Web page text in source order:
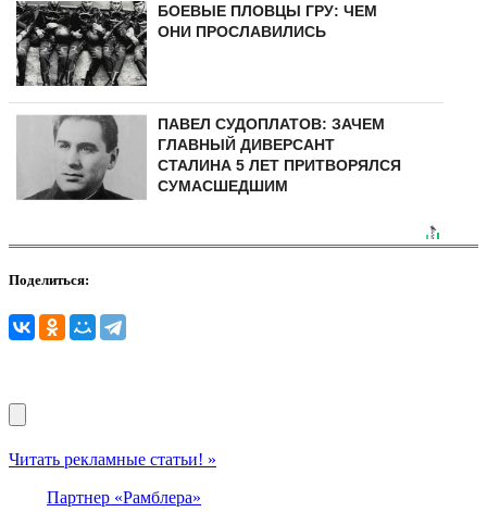
БОЕВЫЕ ПЛОВЦЫ ГРУ: ЧЕМ
ОНИ ПРОСЛАВИЛИСЬ
ПАВЕЛ СУДОПЛАТОВ: ЗАЧЕМ
ГЛАВНЫЙ ДИВЕРСАНТ
СТАЛИНА 5 ЛЕТ ПРИТВОРЯЛСЯ
СУМАСШЕДШИМ
Поделиться:
Читать рекламные статьи! »
Партнер «Рамблера»